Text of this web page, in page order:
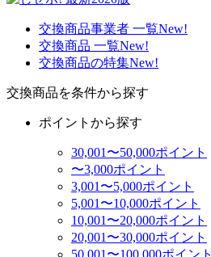
交換商品事業者 一覧New!
交換商品 一覧New!
交換商品の特集New!
交換商品を条件から探す
ポイントから探す
30,001〜50,000ポイント
〜3,000ポイント
3,001〜5,000ポイント
5,001〜10,000ポイント
10,001〜20,000ポイント
20,001〜30,000ポイント
50,001〜100,000ポイント